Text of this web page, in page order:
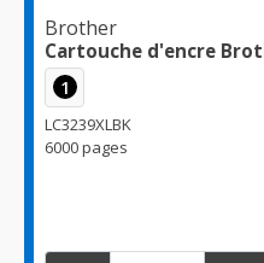
Brother
Cartouche d'encre
1
LC3239XLBK
6000 pages